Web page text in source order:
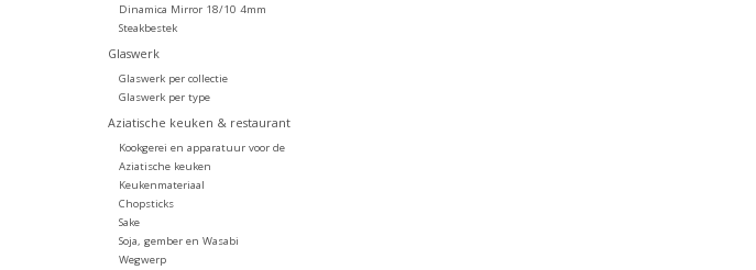
Dinamica Mirror 18/10 4mm
Steakbestek
Glaswerk
Glaswerk per collectie
Glaswerk per type
Aziatische keuken & restaurant
Kookgerei en apparatuur voor de
Aziatische keuken
Keukenmateriaal
Chopsticks
Sake
Soja, gember en Wasabi
Wegwerp